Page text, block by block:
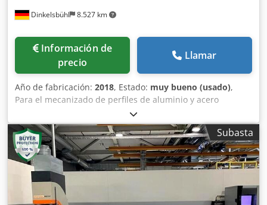
Dinkelsbühl 8.527 km
Información de
precio
Llamar
Año de fabricación: 2018, Estado: muy bueno (usado),
Para el mecanizado de perfiles de aluminio y acero
Totalmente funcional, en muy buen estado Longitud de
mecanizado: 7200 mm Control de 3 ejes con pantalla de
15" Cambiador de herramientas: 8 posiciones / revólver 8
mordazas neumáticas para sujeción de material en
horizontal Posicionamiento autónomo de las mordazas Dos
zonas de trabajo individuales, aptas para modo pendular 2
topes neumáticos de material 8 posiciones para
herramientas / revólver BT30 Escáner de códigos de barras
Subasta